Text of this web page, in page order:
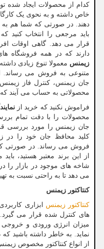
کدام از محصولات ایجاد شده
خاص داشته و به نحوی یک
دهند. در صورتی که شما هم به
باید مرجعی را انتخاب کنید
قرار می دهد. گاهی اوقات
دارند که در همه فروشگاه
زیمنس معمولا تنوع زیادی
متنوعی به فروش می رساند.
جان زیمنس، کنترل فاز
محصولاتی به حساب می آیند
فراموش نکنید که خرید از
محصولات را با دقت تمام
جان زیمنس را مورد بررسی
کلید محافظ جان خود را در
فروش می رساند. در صورتی که
از این برند معتبر هستید،
شاخه های موجود در بازار را
می دهد تا به راحتی نسبت به تهیه
کنتاکتور زیمنس
کنتاکتور زیمنس ابزاری
های کنترل شده قرار می
میزان انرژی ورودی و
نماید. به خاطر داشته باشید
از انواع کنتاکتور مخصوص